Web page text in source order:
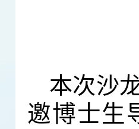
本次沙
邀博士生